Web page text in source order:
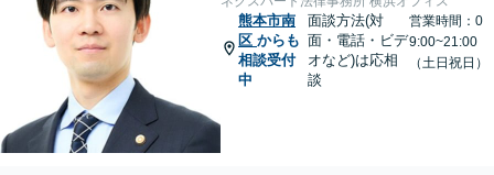
熊本市南
区 からも
相談受付
中
面談方法(対
面・電話・ビデ
オなど)は応相
談
営業時間：0
9:00~21:00
（土日祝日）